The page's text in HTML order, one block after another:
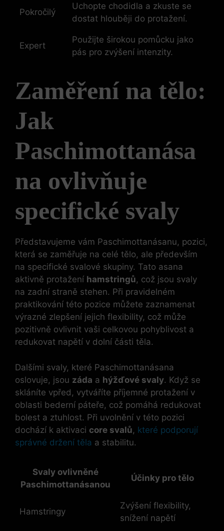
Pokročilý
Uchopte chodidla a zkuste se
dostat hlouběji do protažení.
Expert
Použijte širokou pomůcku jako
pás pro zvýšení intenzity.
Zaměření na tělo:
Jak
Paschimottanása
na ovlivňuje
specifické svaly
Představujeme vám Paschimottanásanu, pozici,
která se zaměřuje na celé tělo, ale především
na specifické svalové skupiny. Tato asana
aktivně protažení hamstringů, což jsou svaly
na zadní straně stehen. Při pravidelném
praktikování této pozice můžete zaznamenat
výrazné zlepšení jejich flexibility, což může
pozitivně ovlivnit vaši celkovou pohyblivost a
redukovat napětí v dolní části těla.
Dalšími svaly, které Paschimottanásana
oslovuje, jsou záda a hýžďové svaly. Když se
skláníte vpřed, vytváříte příjemné protažení v
oblasti bederní páteře, což pomáhá redukovat
bolest a ztuhlost. Při uvolnění v této pozici
dochází k aktivaci core svalů, které podporují
správné držení těla a stabilitu.
Svaly ovlivněné
Paschimottanásanou
Účinky pro tělo
Hamstringy
Zvýšení flexibility,
snížení napětí